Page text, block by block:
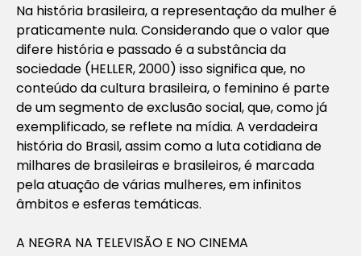
Na história brasileira, a representação da mulher é
praticamente nula. Considerando que o valor que
difere história e passado é a substância da
sociedade (HELLER, 2000) isso significa que, no
conteúdo da cultura brasileira, o feminino é parte
de um segmento de exclusão social, que, como já
exemplificado, se reflete na mídia. A verdadeira
história do Brasil, assim como a luta cotidiana de
milhares de brasileiras e brasileiros, é marcada
pela atuação de várias mulheres, em infinitos
âmbitos e esferas temáticas.
A NEGRA NA TELEVISÃO E NO CINEMA